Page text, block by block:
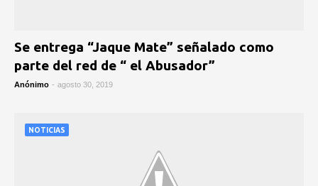
Se entrega “Jaque Mate” señalado como
parte del red de “ el Abusador”
Anónimo - agosto 30, 2019
NOTICIAS